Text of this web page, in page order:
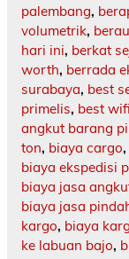
palembang,
volumetrik,
hari ini, berkat
worth, berrada
surabaya, best
primelis, best
angkut barang
ton, biaya cargo,
biaya ekspedisi
biaya jasa
biaya jasa
kargo, biaya
ke labuan bajo,